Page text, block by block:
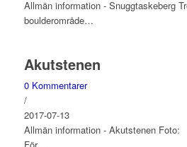
Allmän information - Snuggtaskeberg
boulderområde…
Akutstenen
0 Kommentarer
/
2017-07-13
Allmän information - Akutstenen
För…